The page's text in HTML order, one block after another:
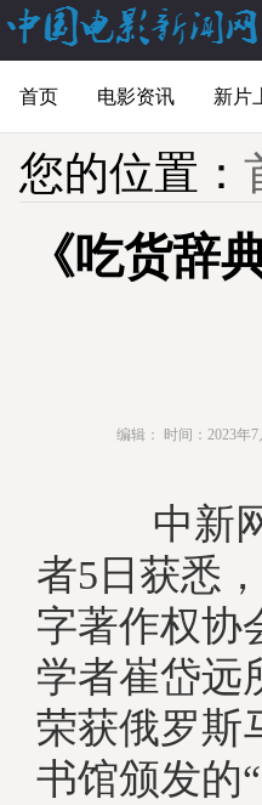
首页 电影资讯 新片
您的位置：
《吃货辞
编辑： 时间：2023年7
中新网
者5日获悉
字著作权协
学者崔岱远
荣获俄罗斯
书馆颁发的